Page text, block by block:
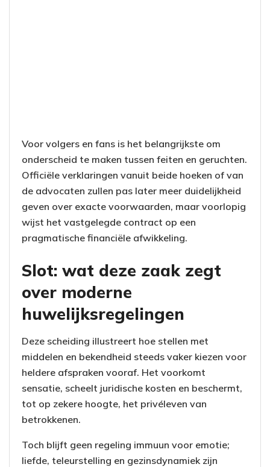
Voor volgers en fans is het belangrijkste om
onderscheid te maken tussen feiten en geruchten.
Officiële verklaringen vanuit beide hoeken of van
de advocaten zullen pas later meer duidelijkheid
geven over exacte voorwaarden, maar voorlopig
wijst het vastgelegde contract op een
pragmatische financiële afwikkeling.
Slot: wat deze zaak zegt
over moderne
huwelijksregelingen
Deze scheiding illustreert hoe stellen met
middelen en bekendheid steeds vaker kiezen voor
heldere afspraken vooraf. Het voorkomt
sensatie, scheelt juridische kosten en beschermt,
tot op zekere hoogte, het privéleven van
betrokkenen.
Toch blijft geen regeling immuun voor emotie;
liefde, teleurstelling en gezinsdynamiek zijn